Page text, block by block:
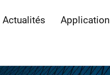
Actualités Application